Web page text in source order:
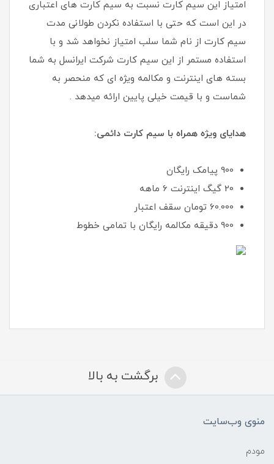
امتیاز این سیم کارت نسبت به سیم کارت های اعتباری
در این است که حتی با استفاده نکردن طولانی مدت
سیم کارت از نام شما سلب امتیاز نخواهد شد و با
استفاده مستمر از این سیم کارت شرکت ایرانسل به شما
بسته های اینترنت و مکالمه ویژه ای که منحصر به
شماست و با قیمت خیلی پایین ارائه میدهد .
هدایای ویژه همراه با سیم کارت دائمی:
900 پیامک رایگان
20 گیگ اینترنت 6 ماهه
60.000 تومان سقف اعتبار
900 دقیقه مکالمه رایگان با تمامی خطوط
برگشت به بالا
منوی وب‌سایت
مودم